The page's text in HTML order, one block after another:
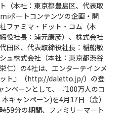
（本社：東京都豊島区、代表取
ポートコンテンツの企画・開
ファミマ・ドット・コム（本
役社長：浦元康彦）、株式会社
田区、代表取締役社長：稲船敬
ュ株式会社（本社：東京都渋谷
仁）の4社は、エンターテインメ
ット』（http://daletto.jp/）の登
ペーンとして、『100万人のコ
キャンペーン)を4月17日（金）
59分の期間、ファミリーマート